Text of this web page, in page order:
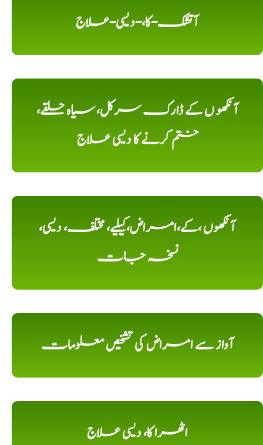
آتشک-کا،-دیسی-علاج
آنکھو ں کے ڈارک سرکل، سیاہ حلقے،
ختم کرنے کا دیسی علاج
آنکھوں ،کے،امراض،کیلیے، مختلف، دیسی،
نسخہ جات
آواز سے امراض کی تشخیص معلومات
اٹھرا کا، دیسی علاج